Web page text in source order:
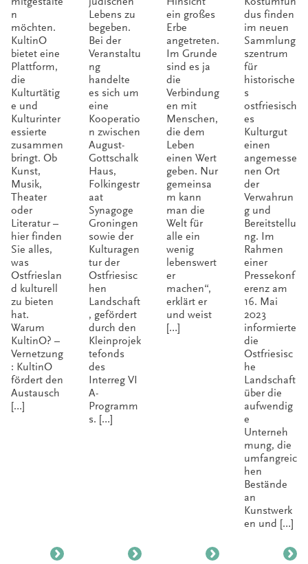
n
möchten.
KultinO
bietet eine
Plattform,
die
Kulturtätig
e und
Kulturinter
essierte
zusammen
bringt. Ob
Kunst,
Musik,
Theater
oder
Literatur –
hier finden
Sie alles,
was
Ostfrieslan
d kulturell
zu bieten
hat.
Warum
KultinO? –
Vernetzung
: KultinO
fördert den
Austausch
[…]
Lebens zu
begeben.
Bei der
Veranstaltu
ng
handelte
es sich um
eine
Kooperatio
n zwischen
August-
Gottschalk
Haus,
Folkingestr
aat
Synagoge
Groningen
sowie der
Kulturagen
tur der
Ostfriesisc
hen
Landschaft
, gefördert
durch den
Kleinprojek
tefonds
des
Interreg VI
A-
Programm
s. […]
ein großes
Erbe
angetreten.
Im Grunde
sind es ja
die
Verbindung
en mit
Menschen,
die dem
Leben
einen Wert
geben. Nur
gemeinsa
m kann
man die
Welt für
alle ein
wenig
lebenswert
er
machen“,
erklärt er
und weist
[…]
dus finden
im neuen
Sammlung
szentrum
für
historische
s
ostfriesisch
es
Kulturgut
einen
angemesse
nen Ort
der
Verwahrun
g und
Bereitstellu
ng. Im
Rahmen
einer
Pressekonf
erenz am
16. Mai
2023
informierte
die
Ostfriesisc
he
Landschaft
über die
aufwendig
e
Unterneh
mung, die
umfangreic
hen
Bestände
an
Kunstwerk
en und […]